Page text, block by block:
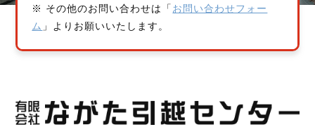
※ その他のお問い合わせは「 お問い合わせフォー
ム 」よりお願いいたします。